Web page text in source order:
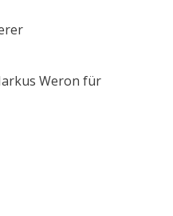
Weron für